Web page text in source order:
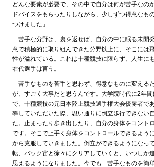
どんな要素が必要で、その中で自分は何が苦手なの
ドバイスをもらったりしながら、少しずつ得意なも
つけました」
苦手な分野は、裏を返せば、自分の中に眠る未開
意で積極的に取り組んできた分野以上に、そこには
性が溢れている。これは十種競技に限らず、人生に
右代選手は言う。
「苦手なものを苦手と思わず、得意なものに変える
が、すごく大事だと思うんです。大学院時代に2年間
で、十種競技の元日本陸上競技選手権大会優勝者で
導していただいた際、思い通りに倒立歩行できない
た。止まったり歩き出したり、自分の身体をコント
です。そこで上手く身体をコントロールできるよう
から克服していきました。倒立ができるようになっ
転、バック宙と徐々にクリアしていくと、いつしか
思えるようになりました。今でも、苦手なものを簡